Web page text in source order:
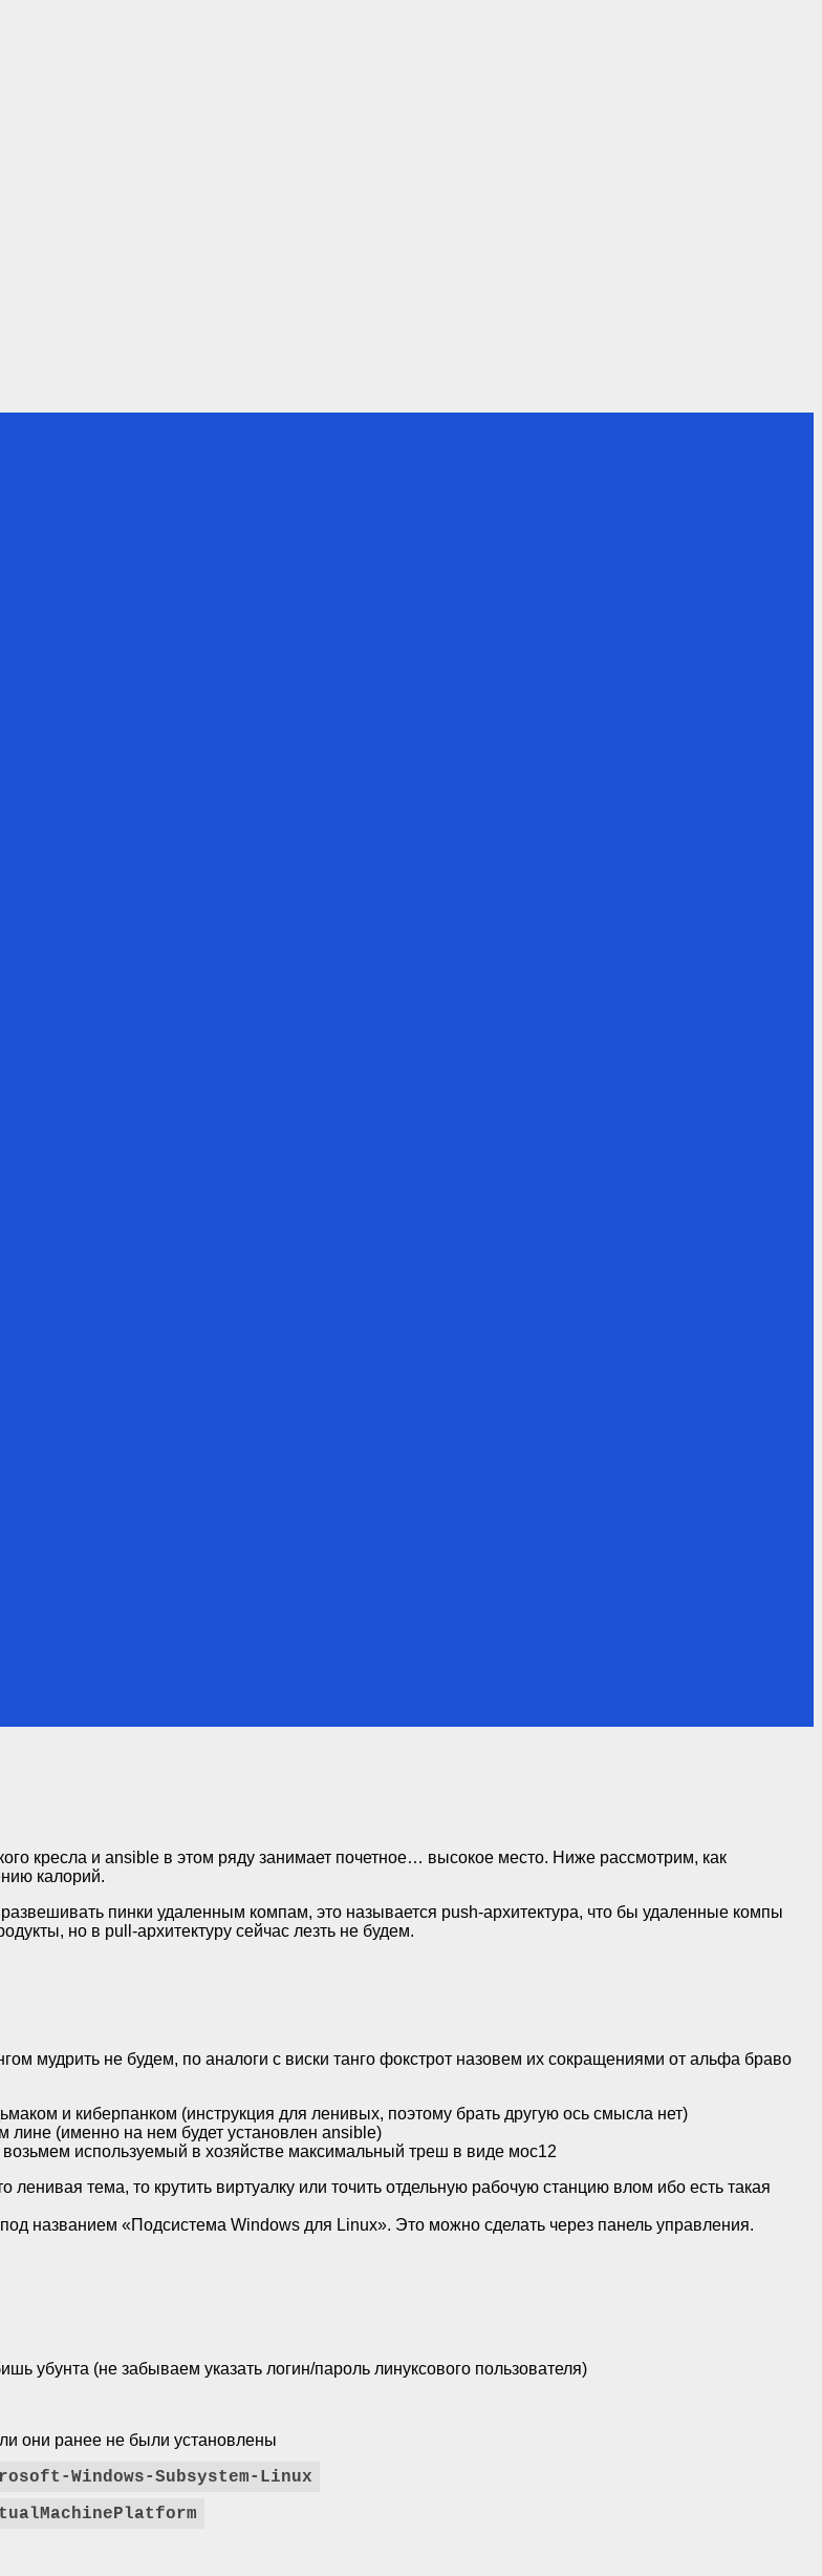
калорий.
пинки удаленным компам, это называется push-архитектура, что бы удаленные компы
но в pull-архитектуру сейчас лезть не будем.
мудрить не будем, по аналоги с виски танго фокстрот назовем их сокращениями от альфа браво
и киберпанком (инструкция для ленивых, поэтому брать другую ось смысла нет)
(именно на нем будет установлен ansible)
используемый в хозяйстве максимальный треш в виде мос12
тема, то крутить виртуалку или точить отдельную рабочую станцию влом ибо есть такая
названием «Подсистема Windows для Linux». Это можно сделать через панель управления.
убунта (не забываем указать логин/пароль линуксового пользователя)
они ранее не были установлены
Windows-Subsystem-Linux